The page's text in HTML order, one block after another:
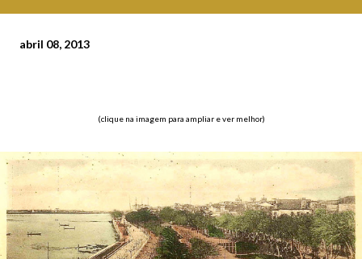
abril 08, 2013
(clique na imagem para ampliar e ver melhor)